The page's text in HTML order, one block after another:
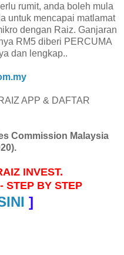
rumit, anda boleh mula
untuk mencapai matlamat
dengan Raiz. Ganjaran
RM5 diberi PERCUMA
dan lengkap..
APP & DAFTAR
Commission Malaysia
INVEST.
STEP BY STEP
]